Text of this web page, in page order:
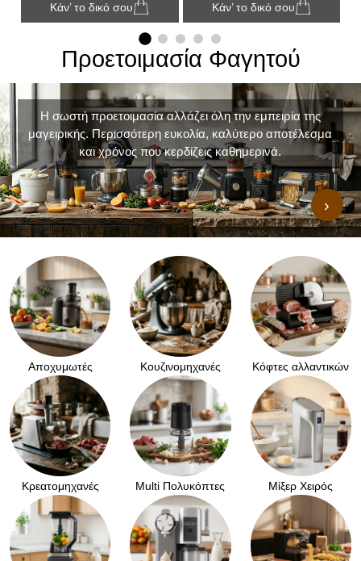
Κάν’ το δικό σου Κάν’ το δικό σου
Προετοιμασία Φαγητού
›
Η σωστή προετοιμασία αλλάζει όλη την εμπειρία της
μαγειρικής. Περισσότερη ευκολία, καλύτερο αποτέλεσμα
και χρόνος που κερδίζεις καθημερινά.
Αποχυμωτές Κουζινομηχανές Κόφτες αλλαντικών
Κρεατομηχανές Μulti Πολυκόπτες Μίξερ Χειρός